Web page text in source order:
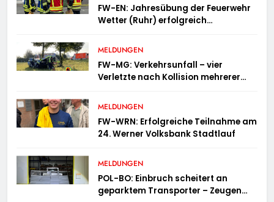
FW-EN: Jahresübung der Feuerwehr
Wetter (Ruhr) erfolgreich
MELDUNGEN
FW-MG: Verkehrsunfall – vier
Verletzte nach Kollision mehrerer
MELDUNGEN
FW-WRN: Erfolgreiche Teilnahme am
24. Werner Volksbank Stadtlauf
MELDUNGEN
POL-BO: Einbruch scheitert an
geparktem Transporter – Zeugen